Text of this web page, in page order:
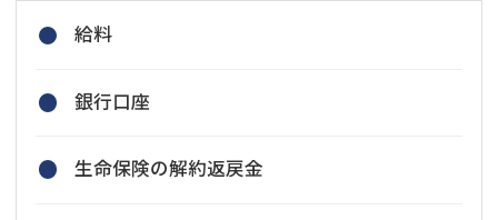
給料
銀行口座
生命保険の解約返戻金